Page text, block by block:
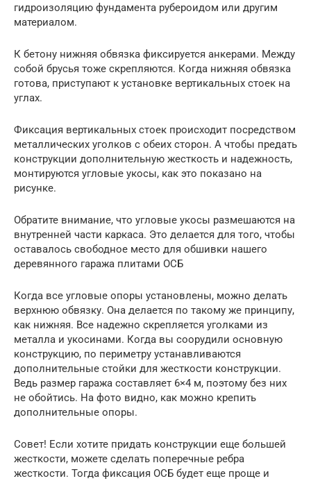
гидроизоляцию фундамента рубероидом или другим
материалом.
К бетону нижняя обвязка фиксируется анкерами. Между
собой брусья тоже скрепляются. Когда нижняя обвязка
готова, приступают к установке вертикальных стоек на
углах.
Фиксация вертикальных стоек происходит посредством
металлических уголков с обеих сторон. А чтобы предать
конструкции дополнительную жесткость и надежность,
монтируются угловые укосы, как это показано на
рисунке.
Обратите внимание, что угловые укосы размешаются на
внутренней части каркаса. Это делается для того, чтобы
оставалось свободное место для обшивки нашего
деревянного гаража плитами ОСБ
Когда все угловые опоры установлены, можно делать
верхнюю обвязку. Она делается по такому же принципу,
как нижняя. Все надежно скрепляется уголками из
металла и укосинами. Когда вы соорудили основную
конструкцию, по периметру устанавливаются
дополнительные стойки для жесткости конструкции.
Ведь размер гаража составляет 6×4 м, поэтому без них
не обойтись. На фото видно, как можно крепить
дополнительные опоры.
Совет! Если хотите придать конструкции еще большей
жесткости, можете сделать поперечные ребра
жесткости. Тогда фиксация ОСБ будет еще проще и